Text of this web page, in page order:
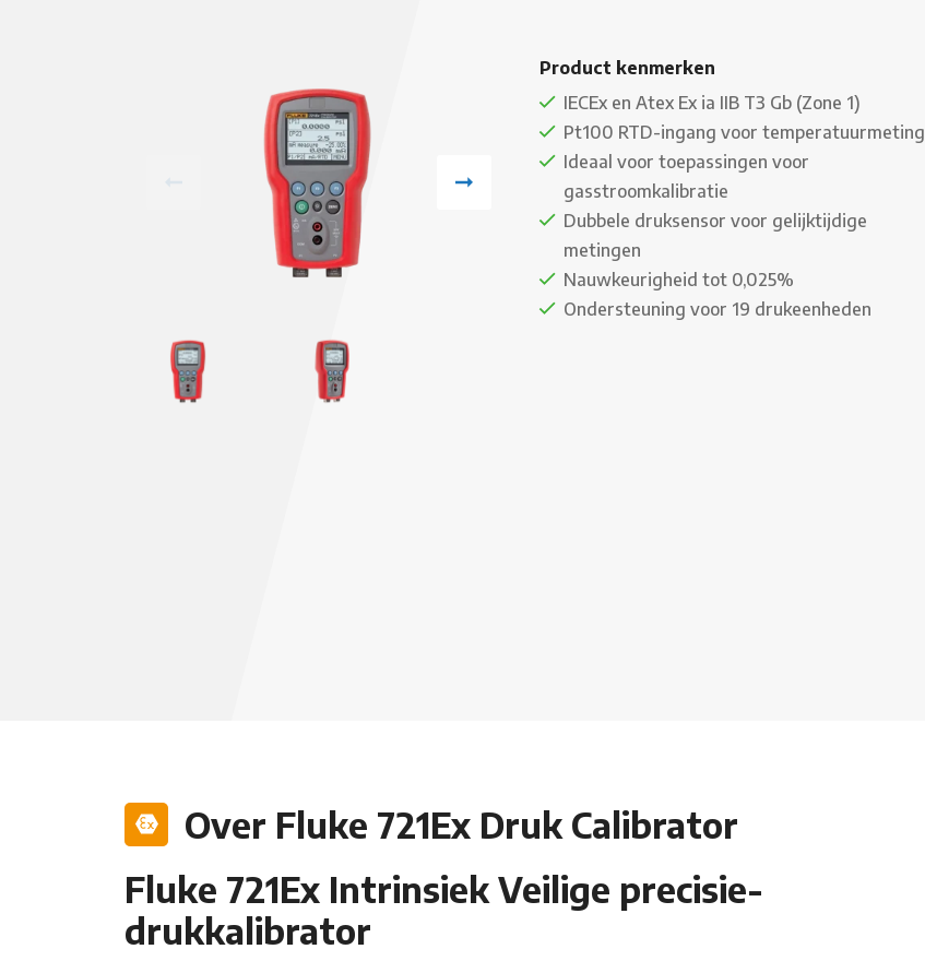
Product kenmerken
IECEx en Atex Ex ia IIB T3 Gb (Zone 1)
Pt100 RTD-ingang voor temperatuurmeting
Ideaal voor toepassingen voor
gasstroomkalibratie
Dubbele druksensor voor gelijktijdige
metingen
Nauwkeurigheid tot 0,025%
Ondersteuning voor 19 drukeenheden
Over Fluke 721Ex Druk Calibrator
Fluke 721Ex Intrinsiek Veilige precisie-
drukkalibrator